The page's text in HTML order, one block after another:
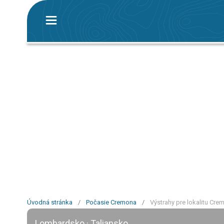
Úvodná stránka / Počasie Cremona / Výstrahy pre lokalitu